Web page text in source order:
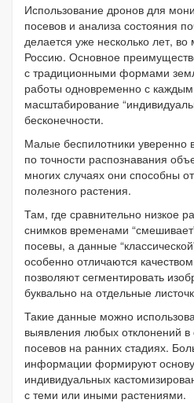
Использование дронов для
посевов и анализа состояния
делается уже несколько лет,
Россию. Основное
с традиционными формами
работы одновременно с
масштабирование
бесконечности.
Малые беспилотники уверенно
по точности распознавания
многих случаях они способны
полезного растения.
Там, где сравнительно низкое
снимков временами
посевы, а данные
особенно отличаются
позволяют сегментировать
буквально на отдельные
Такие данные можно
выявления любых отклонений в
посевов на ранних стадиях.
информации формируют
индивидуальных
с теми или иными растениями.